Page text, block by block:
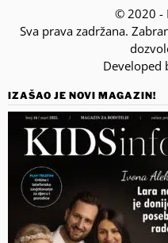
© 2020 -
Sva prava zadržana.
Developed
IZAŠAO JE NOVI MAGAZIN!